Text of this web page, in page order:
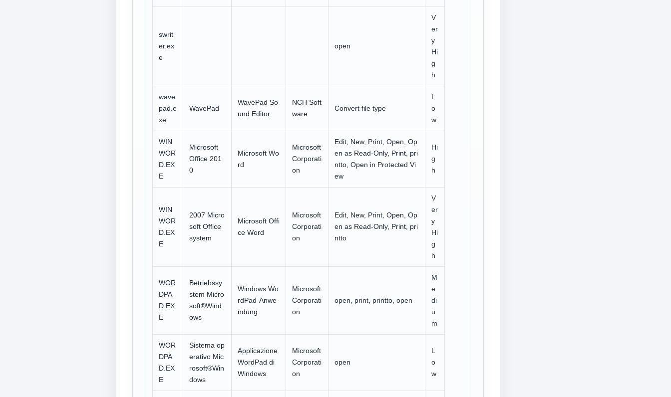
swrit
er.ex
e
open
V
er
y
Hi
g
h
wave
pad.e
xe
WavePad
WavePad So
und Editor
NCH Soft
ware
Convert file type
L
o
w
WIN
WOR
D.EX
E
Microsoft
Office 201
0
Microsoft Wo
rd
Microsoft
Corporati
on
Edit, New, Print, Open, Op
en as Read-Only, Print, pri
ntto, Open in Protected Vi
ew
Hi
g
h
WIN
WOR
D.EX
E
2007 Micro
soft Office
system
Microsoft Offi
ce Word
Microsoft
Corporati
on
Edit, New, Print, Open, Op
en as Read-Only, Print, pri
ntto
V
er
y
Hi
g
h
WOR
DPA
D.EX
E
Betriebssy
stem Micro
soft®Wind
ows
Windows Wo
rdPad-Anwe
ndung
Microsoft
Corporati
on
open, print, printto, open
M
e
di
u
m
WOR
DPA
D.EX
E
Sistema op
erativo Mic
rosoft®Win
dows
Applicazione
WordPad di
Windows
Microsoft
Corporati
on
open
L
o
w